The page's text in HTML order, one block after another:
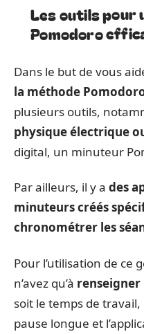
Les outils pour
Pomodoro
Dans le but de vous
la méthode
plusieurs outils,
physique électrique
digital, un minuteur
Par ailleurs, il y a des
minuteurs créés
chronométrer les
Pour l’utilisation de ce
n’avez qu’à renseigner
soit le temps de
pause longue et